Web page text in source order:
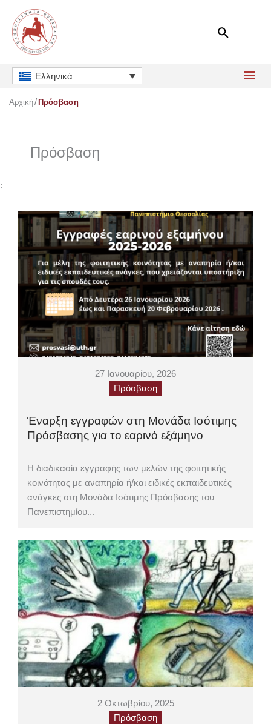
περιεχόμενο
Ελληνικά
Αρχική Πρόσβαση
Πρόσβαση
:
27 Ιανουαρίου, 2026
Πρόσβαση
Έναρξη εγγραφών στη Μονάδα Ισότιμης
Πρόσβασης για το εαρινό εξάμηνο
Η διαδικασία εγγραφής των μελών της φοιτητικής
κοινότητας με αναπηρία ή/και ειδικές εκπαιδευτικές
ανάγκες στη Μονάδα Ισότιμης Πρόσβασης του
Πανεπιστημίου...
2 Οκτωβρίου, 2025
Πρόσβαση